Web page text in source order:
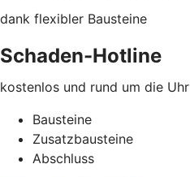
dank flexibler Bausteine
Schaden-Hotline
kostenlos und rund um die Uhr
Bausteine
Zusatzbausteine
Abschluss